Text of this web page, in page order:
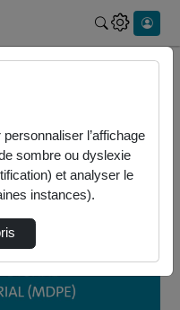
de Proj…
l’affichage
sombre ou dyslexie
et analyser le
instances).